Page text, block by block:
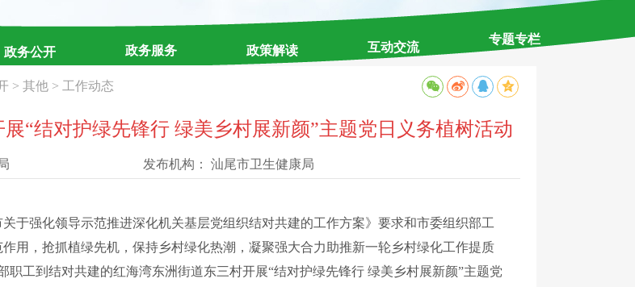
政务公开 政务服务 政策解读 互动交流
专题专栏
> 其他 > 工作动态
“结对护绿先锋行 绿美乡村展新颜”主题党日义务植树活动
发布机构： 汕尾市卫生健康局
强化领导示范推进深化机关基层党组织结对共建的工作方案》要求和市委组织部工
用，抢抓植绿先机，保持乡村绿化热潮，凝聚强大合力助推新一轮乡村绿化工作提质
工到结对共建的红海湾东洲街道东三村开展“结对护绿先锋行 绿美乡村展新颜”主题党